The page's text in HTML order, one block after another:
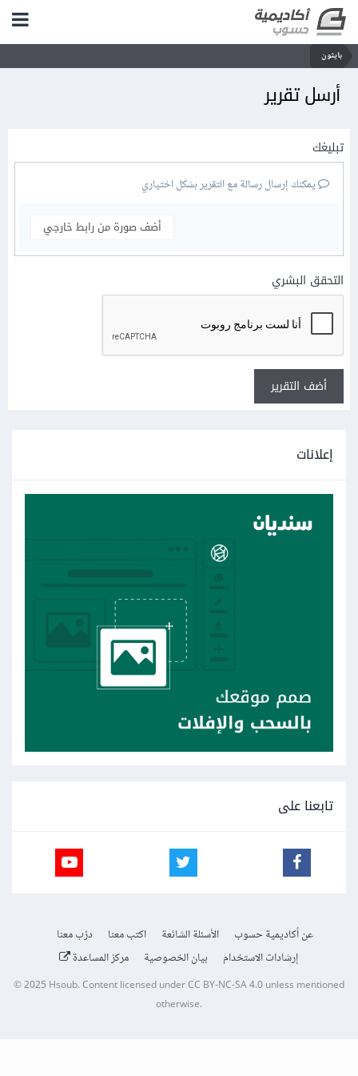
بايثون
أرسل تقرير
تبليغك
يمكنك إرسال رسالة مع التقرير بشكل اختياري
أضف صورة من رابط خارجي
التحقق البشري
أضف التقرير
إعلانات
تابعنا على
عن أكاديمية حسوب الأسئلة الشائعة اكتب معنا
درّب معنا
إرشادات الاستخدام
بيان الخصوصية مركز المساعدة
© 2025 Hsoub.Content licensed underCC BY-NC-SA 4.0unless mentioned
otherwise.